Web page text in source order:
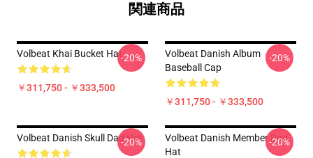
関連商品
Volbeat Khai Bucket Hat
￥311,750 - ￥333,500
-20%
Volbeat Danish Album
Baseball Cap
￥311,750 - ￥333,500
-20%
Volbeat Danish Skull Dad Hat
-20%
Volbeat Danish Member Dad
Hat
-20%